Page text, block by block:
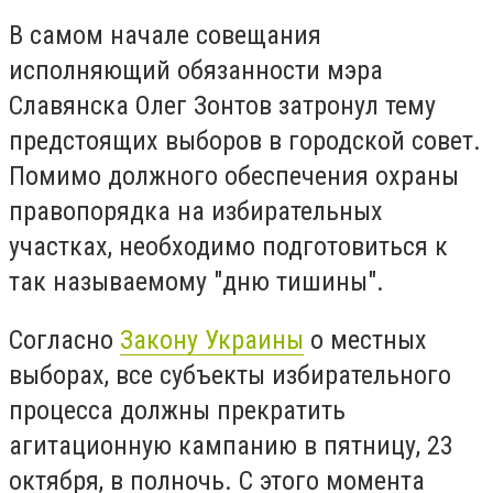
В самом начале совещания
исполняющий обязанности мэра
Славянска Олег Зонтов затронул тему
предстоящих выборов в городской совет.
Помимо должного обеспечения охраны
правопорядка на избирательных
участках, необходимо подготовиться к
так называемому "дню тишины".
Согласно Закону Украины о местных
выборах, все субъекты избирательного
процесса должны прекратить
агитационную кампанию в пятницу, 23
октября, в полночь. С этого момента